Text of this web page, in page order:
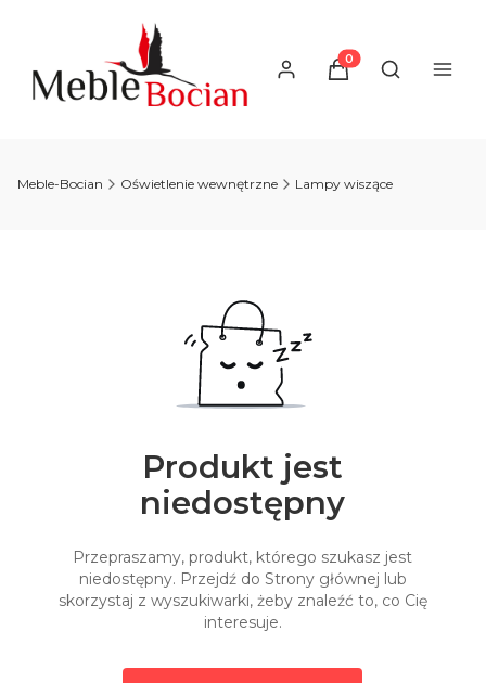
Produkty w
Otwórz
Meble-Bocian Oświetlenie wewnętrzne Lampy wiszące
Produkt jest
niedostępny
Przepraszamy, produkt, którego szukasz jest
niedostępny. Przejdź do Strony głównej lub
skorzystaj z wyszukiwarki, żeby znaleźć to, co Cię
interesuje.